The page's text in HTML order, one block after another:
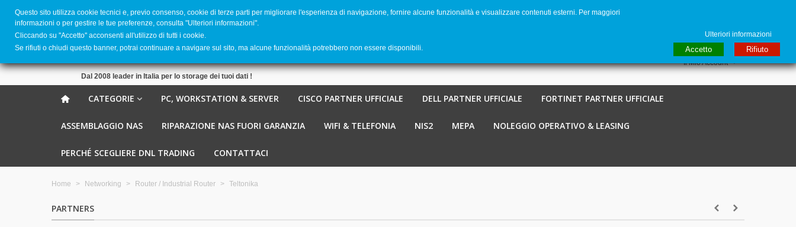
Dal 2008 leader in Italia per lo storage dei tuoi dati !
Il Mio Account
CATEGORIE PC, WORKSTATION & SERVER CISCO PARTNER UFFICIALE DELL PARTNER UFFICIALE FORTINET PARTNER UFFICIALE
ASSEMBLAGGIO NAS RIPARAZIONE NAS FUORI GARANZIA WIFI & TELEFONIA NIS2 MEPA NOLEGGIO OPERATIVO & LEASING
PERCHÉ SCEGLIERE DNL TRADING CONTATTACI
Home > Networking > Router / Industrial Router > Teltonika
PARTNERS
Questo sito utilizza cookie tecnici e, previo consenso, cookie di terze parti per migliorare l'esperienza di navigazione, fornire alcune funzionalità e visualizzare contenuti esterni. Per maggiori
informazioni o per gestire le tue preferenze, consulta "Ulteriori informazioni".
Cliccando su ''Accetto'' acconsenti all'utilizzo di tutti i cookie.
Se rifiuti o chiudi questo banner, potrai continuare a navigare sul sito, ma alcune funzionalità potrebbero non essere disponibili.
Ulteriori informazioni
Accetto Rifiuto